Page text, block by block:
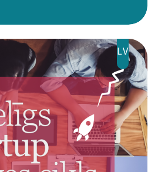
LV